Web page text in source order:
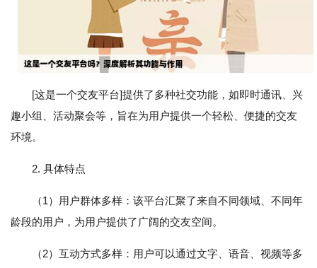
[这是一个交友平台]提供了多种社交功能，如即时通讯、兴
趣小组、活动聚会等，旨在为用户提供一个轻松、便捷的交友
环境。
2. 具体特点
（1）用户群体多样：该平台汇聚了来自不同领域、不同年
龄段的用户，为用户提供了广阔的交友空间。
（2）互动方式多样：用户可以通过文字、语音、视频等多